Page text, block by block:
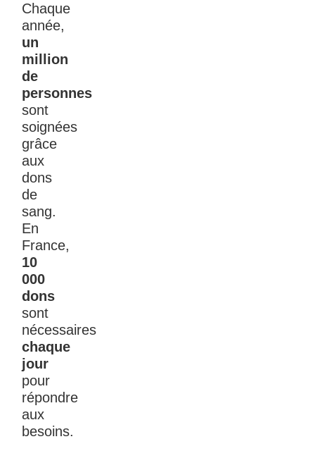
Chaque
année,
un
million
de
personnes
sont
soignées
grâce
aux
dons
de
sang.
En
France,
10
000
dons
sont
nécessaires
chaque
jour
pour
répondre
aux
besoins.